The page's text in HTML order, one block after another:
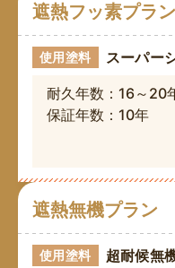
遮熱フッ素プラン
使用塗料
スーパー
耐久年数：16～20
保証年数：10年
遮熱無機プラン
使用塗料
超耐候無